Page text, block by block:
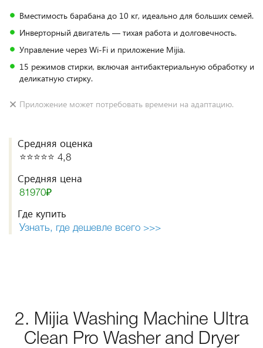
Вместимость барабана до 10 кг, идеально для больших семей.
Инверторный двигатель — тихая работа и долговечность.
Управление через Wi-Fi и приложение Mijia.
15 режимов стирки, включая антибактериальную обработку и
деликатную стирку.
Приложение может потребовать времени на адаптацию.
Средняя оценка
⭐️⭐️⭐️⭐️⭐️ 4,8
Средняя цена
81970₽
Где купить
Узнать, где дешевле всего >>>
2. Mijia Washing Machine Ultra
Clean Pro Washer and Dryer